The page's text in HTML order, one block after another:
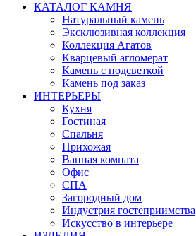
КАТАЛОГ КАМНЯ
Натуральный камень
Эксклюзивная коллекция
Коллекция Агатов
Кварцевый агломерат
Камень с подсветкой
Камень под заказ
ИНТЕРЬЕРЫ
Кухня
Гостиная
Спальня
Прихожая
Ванная комната
Офис
СПА
Загородный дом
Индустрия гостеприимства
Искусство в интерьере